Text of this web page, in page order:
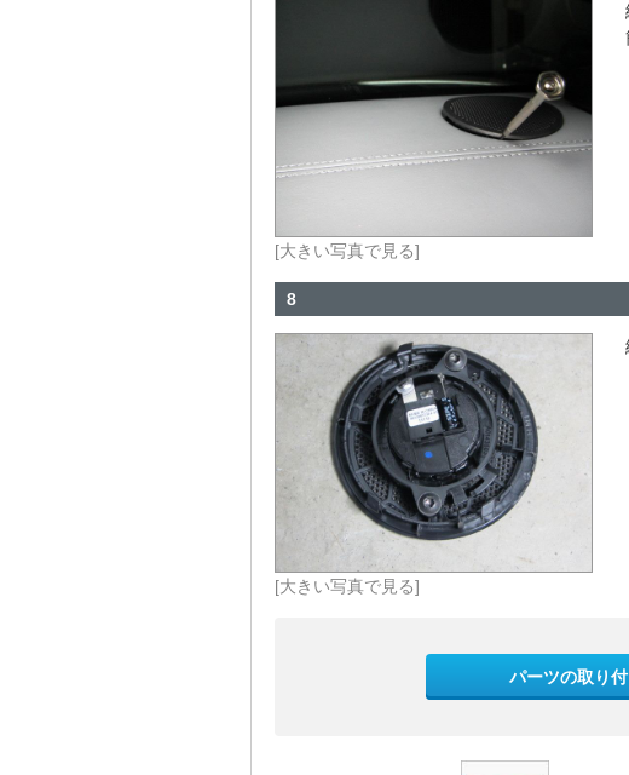
[大きい写真で見る]
8
[大きい写真で見る]
パーツの取り